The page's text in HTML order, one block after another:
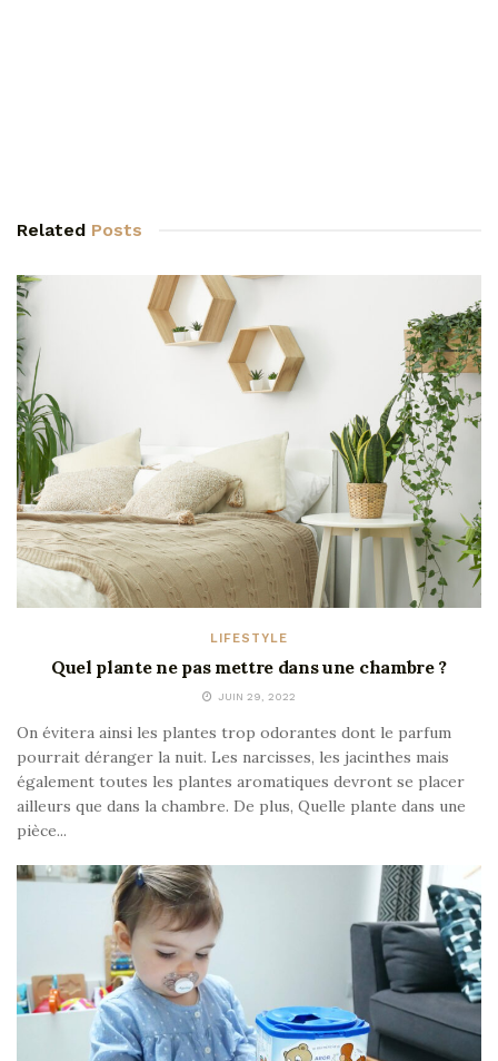
Related Posts
LIFESTYLE
Quel plante ne pas mettre dans une chambre ?
JUIN 29, 2022
On évitera ainsi les plantes trop odorantes dont le parfum
pourrait déranger la nuit. Les narcisses, les jacinthes mais
également toutes les plantes aromatiques devront se placer
ailleurs que dans la chambre. De plus, Quelle plante dans une
pièce...